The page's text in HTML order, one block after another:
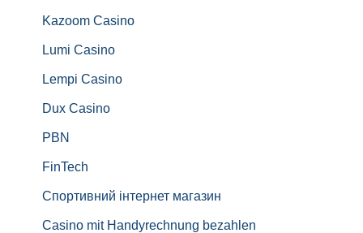
Kazoom Casino
Lumi Casino
Lempi Casino
Dux Casino
PBN
FinTech
Спортивний інтернет магазин
Casino mit Handyrechnung bezahlen